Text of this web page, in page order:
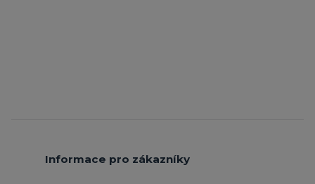
Informace pro zákazníky